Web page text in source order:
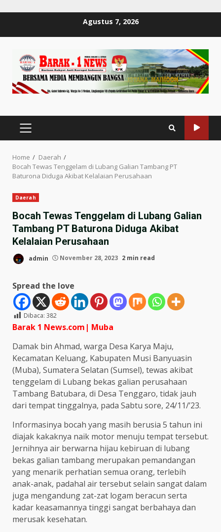
Agustus 7, 2026
PRIMARY
MENU
Home
Daerah
Bocah Tewas Tenggelam di Lubang Galian Tambang PT
Baturona Diduga Akibat Kelalaian Perusahaan
Daerah
Bocah Tewas Tenggelam di Lubang Galian
Tambang PT Baturona Diduga Akibat
Kelalaian Perusahaan
admin November 28, 2023 2 min read
Spread the love
Dibaca: 382
Barak 1 News.com| Muba
Damak bin Ahmad, warga Desa Karya Maju,
Kecamatan Keluang, Kabupaten Musi Banyuasin
(Muba), Sumatera Selatan (Sumsel), tewas akibat
tenggelam di Lubang bekas galian perusahaan
Tambang Batubara, di Desa Tenggaro, tidak jauh
dari tempat tinggalnya, pada Sabtu sore, 24/11/’23.
Informasinya bocah yang masih berusia 5 tahun ini
diajak kakaknya naik motor menuju tempat tersebut.
Jernihnya air berwarna hijau kebiruan di lubang
bekas galian tambang merupakan pemandangan
yang menarik perhatian semua orang, terlebih
anak-anak, padahal air tersebut selain sangat dalam
juga mengandung zat-zat logam beracun serta
kadar keasamannya tinggi sangat berbahaya dan
merusak kesehatan.